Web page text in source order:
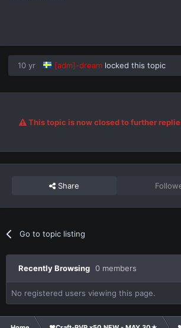
10 yr [adm]-dream locked this topic
This topic is now closed to further
Share
Go to topic listing
Recently Browsing 0 members
No registered users viewing this page.